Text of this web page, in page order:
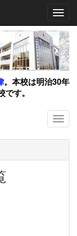
。 本校は明治30年
す。